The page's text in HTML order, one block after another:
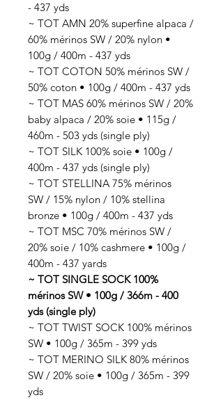
- 437 yds
~ TOT AMN 20% superfine alpaca /
60% mérinos SW / 20% nylon •
100g / 400m - 437 yds
~ TOT COTON 50% mérinos SW /
50% coton • 100g / 400m - 437 yds
~ TOT MAS 60% mérinos SW / 20%
baby alpaca / 20% soie • 115g /
460m - 503 yds (single ply)
~ TOT SILK 100% soie • 100g /
400m - 437 yds (single ply)
~ TOT STELLINA 75% mérinos
SW / 15% nylon / 10% stellina
bronze • 100g / 400m - 437 yds
~ TOT MSC 70% mérinos SW /
20% soie / 10% cashmere • 100g /
400m - 437 yards
~ TOT SINGLE SOCK 100%
mérinos SW • 100g / 366m - 400
yds (single ply)
~ TOT TWIST SOCK 100% mérinos
SW • 100g / 365m - 399 yds
~ TOT MERINO SILK 80% mérinos
SW / 20% soie • 100g / 365m - 399
yds